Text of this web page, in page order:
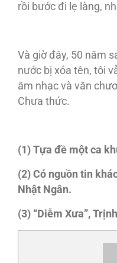
rồi bước đi lẹ làng,
Và giờ đây, 50 năm
nước bị xóa tên, tôi
âm nhạc và văn
Chưa thức.
(1) Tựa đề một ca
(2) Có nguồn tin
Nhật Ngân.
(3) “Diễm Xưa”,